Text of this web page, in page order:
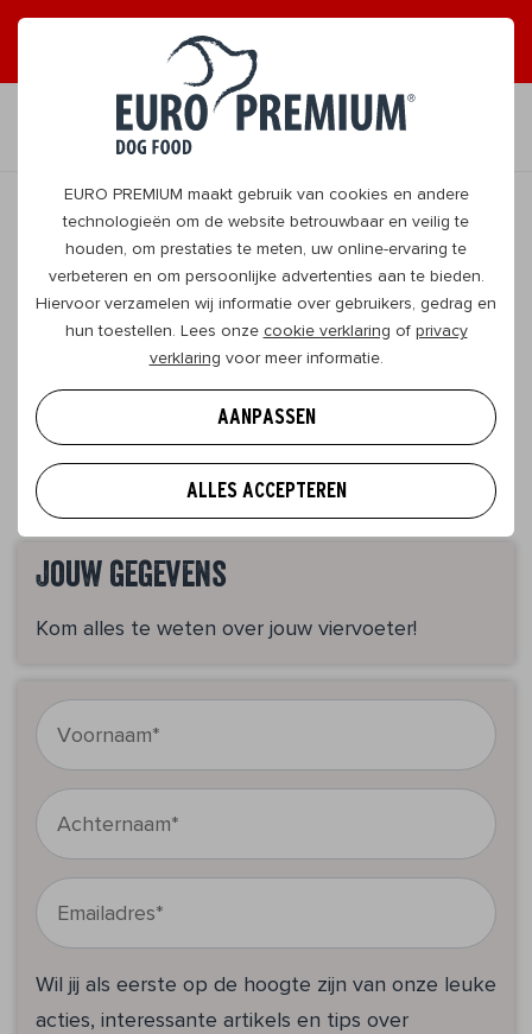
EURO PREMIUM maakt gebruik van cookies en andere
technologieën om de website betrouwbaar en veilig te
houden, om prestaties te meten, uw online-ervaring te
verbeteren en om persoonlijke advertenties aan te bieden.
Hiervoor verzamelen wij informatie over gebruikers, gedrag en
hun toestellen. Lees onze cookie verklaring of privacy
verklaring voor meer informatie.
AANPASSEN
ALLES ACCEPTEREN
ONTVANG GRAAG TIPS
NL
Hou je hond fysiek sterk, in iedere
levensfase
Een leven lang gezond bewegen, dat is niet alleen
Download de beweeggids en ontdek onze tips en
tricks om je hond gezond te laten bewegen, in
iedere levensfase!
Jouw gegevens
Kom alles te weten over jouw viervoeter!
Wil jij als eerste op de hoogte zijn van onze leuke
acties, interessante artikels en tips over